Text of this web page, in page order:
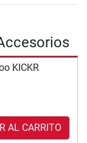
KICKR
AL CARRITO